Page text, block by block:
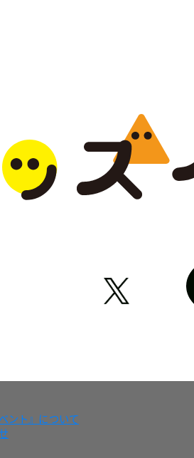
ント』について